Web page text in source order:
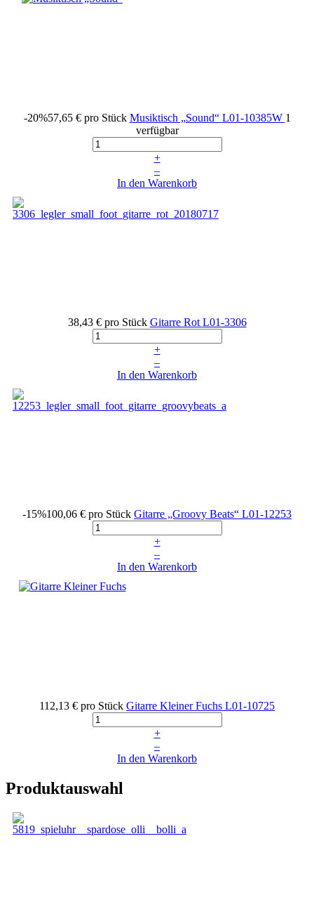
-20%57,65 € pro Stück Musiktisch „Sound“ L01-10385W 1
verfügbar
+
–
In den Warenkorb
38,43 € pro Stück Gitarre Rot L01-3306
+
–
In den Warenkorb
-15%100,06 € pro Stück Gitarre „Groovy Beats“ L01-12253
+
–
In den Warenkorb
112,13 € pro Stück Gitarre Kleiner Fuchs L01-10725
+
–
In den Warenkorb
Produktauswahl